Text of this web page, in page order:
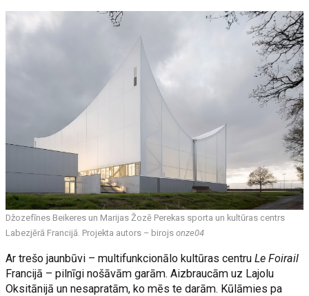
Džozefīnes Beikeres un Marijas Žozē Perekas sporta un kultūras centrs
Labezjērā Francijā. Projekta autors – birojsonze04
Ar trešo jaunbūvi – multifunkcionālo kultūras centru Le Foirail
Francijā – pilnīgi nošāvām garām. Aizbraucām uz Lajolu
Oksitānijā un nesapratām, ko mēs te darām. Kūlāmies pa